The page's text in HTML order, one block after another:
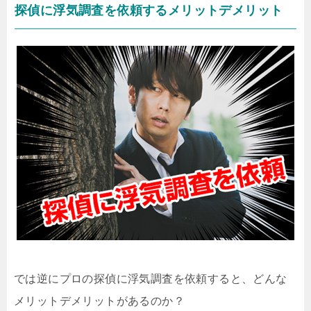
探偵に浮気調査を依頼するメリットデメリット
では逆にプロの探偵に浮気調査を依頼すると、どんな
メリットデメリットがあるのか？